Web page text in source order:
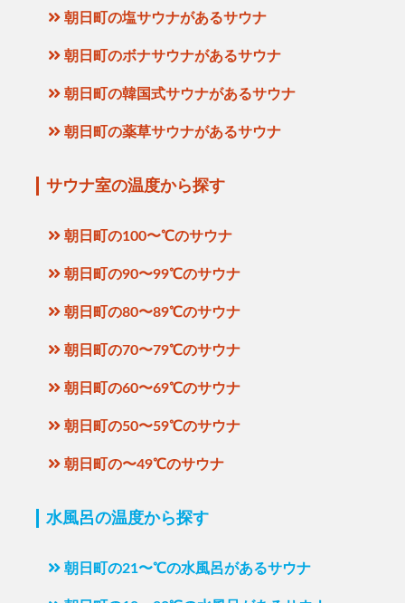
朝日町の塩サウナがあるサウナ
朝日町のボナサウナがあるサウナ
朝日町の韓国式サウナがあるサウナ
朝日町の薬草サウナがあるサウナ
サウナ室の温度から探す
朝日町の100〜℃のサウナ
朝日町の90〜99℃のサウナ
朝日町の80〜89℃のサウナ
朝日町の70〜79℃のサウナ
朝日町の60〜69℃のサウナ
朝日町の50〜59℃のサウナ
朝日町の〜49℃のサウナ
水風呂の温度から探す
朝日町の21〜℃の水風呂があるサウナ